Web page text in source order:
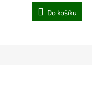
Do košíku